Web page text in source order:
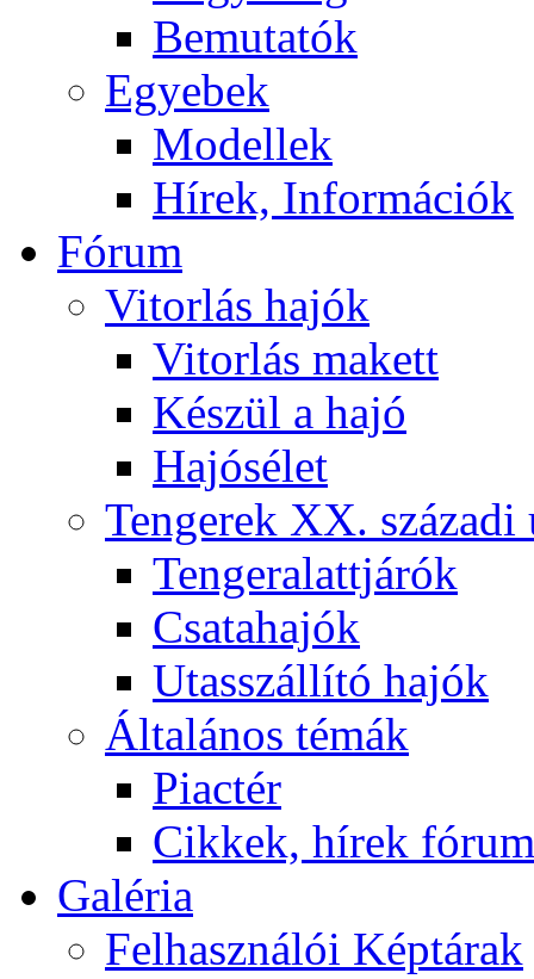
Bemutatók
Egyebek
Modellek
Hírek, Információk
Fórum
Vitorlás hajók
Vitorlás makett
Készül a hajó
Hajósélet
Tengerek XX. századi
Tengeralattjárók
Csatahajók
Utasszállító hajók
Általános témák
Piactér
Cikkek, hírek
Galéria
Felhasználói Képtárak